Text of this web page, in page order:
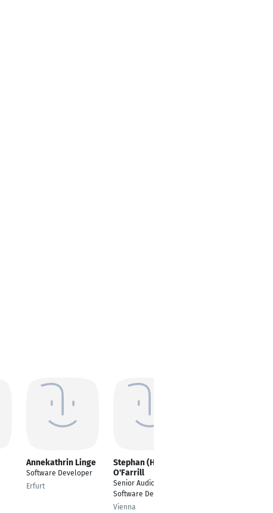
Annekathrin Linge
Software Developer
Erfurt
Stephan (Hagen)
O'Farrill
Senior Audio
Software Developer
Vienna